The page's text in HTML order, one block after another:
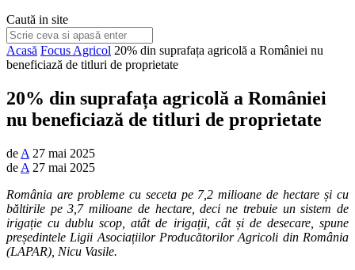
Caută in site
Acasă Focus Agricol 20% din suprafața agricolă a României nu
beneficiază de titluri de proprietate
20% din suprafața agricolă a României
nu beneficiază de titluri de proprietate
de A 27 mai 2025
de A 27 mai 2025
România are probleme cu seceta pe 7,2 milioane de hectare și cu
băltirile pe 3,7 milioane de hectare, deci ne trebuie un sistem de
irigație cu dublu scop, atât de irigații, cât și de desecare, spune
președintele Ligii Asociațiilor Producătorilor Agricoli din România
(LAPAR), Nicu Vasile.